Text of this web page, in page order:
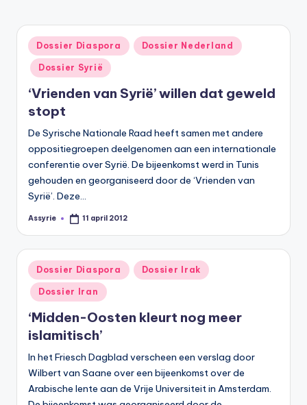
g
A
N
d
e
Geplaatst
in
Dossier Diaspora Dossier Nederland
Dossier Syrië
‘Vrienden van Syrië’ willen dat geweld
stopt
De Syrische Nationale Raad heeft samen met andere
oppositiegroepen deelgenomen aan een internationale
conferentie over Syrië. De bijeenkomst werd in Tunis
gehouden en georganiseerd door de ‘Vrienden van
Syrië’. Deze…
Geplaatst
Assyrie 11 april 2012
Geplaatst
in
Dossier Diaspora Dossier Irak
Dossier Iran
‘Midden-Oosten kleurt nog meer
islamitisch’
In het Friesch Dagblad verscheen een verslag door
Wilbert van Saane over een bijeenkomst over de
Arabische lente aan de Vrije Universiteit in Amsterdam.